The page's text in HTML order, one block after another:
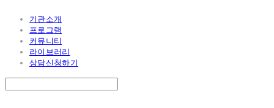
기관소개
프로그램
커뮤니티
라이브러리
상담신청하기